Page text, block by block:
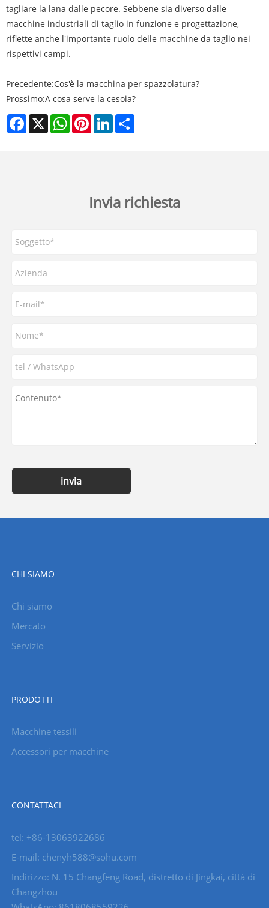
tagliare la lana dalle pecore. Sebbene sia diverso dalle
macchine industriali di taglio in funzione e progettazione,
riflette anche l'importante ruolo delle macchine da taglio nei
rispettivi campi.
Precedente:Cos'è la macchina per spazzolatura?
Prossimo:A cosa serve la cesoia?
Facebook
X WhatsAppPinterestLinkedIn
Invia richiesta
invia
CHI SIAMO
Chi siamo
Mercato
Servizio
PRODOTTI
Macchine tessili
Accessori per macchine
CONTATTACI
tel: +86-13063922686
E-mail: chenyh588@sohu.com
Indirizzo: N. 15 Changfeng Road, distretto di Jingkai, città di
Changzhou